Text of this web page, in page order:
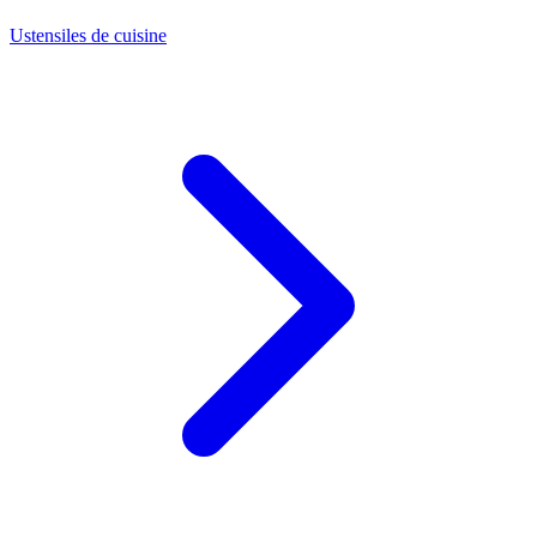
Ustensiles de cuisine